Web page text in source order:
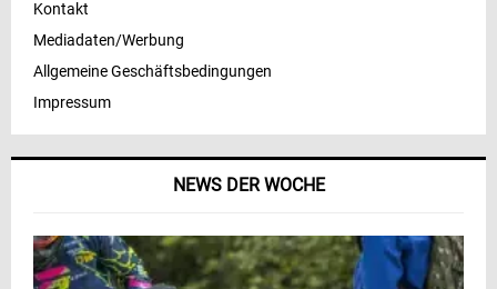
NEWS DER WOCHE
Kontakt
Mediadaten/Werbung
Allgemeine Geschäftsbedingungen
Impressum